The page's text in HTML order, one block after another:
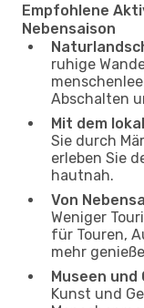
Empfohlene
Nebensaison
ruhige
Abschalten
Mit dem
Sie durch
erleben Sie
hautnah.
Von
Weniger
für Touren,
mehr
Museen und
Kunst und